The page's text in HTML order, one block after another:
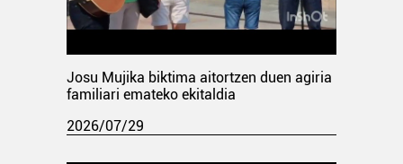
Josu Mujika biktima aitortzen duen agiria
familiari emateko ekitaldia
2026/07/29